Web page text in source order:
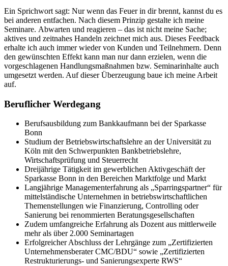
Ein Sprichwort sagt: Nur wenn das Feuer in dir brennt, kannst du es
bei anderen entfachen. Nach diesem Prinzip gestalte ich meine
Seminare. Abwarten und reagieren – das ist nicht meine Sache;
aktives und zeitnahes Handeln zeichnet mich aus. Dieses Feedback
erhalte ich auch immer wieder von Kunden und Teilnehmern. Denn
den gewünschten Effekt kann man nur dann erzielen, wenn die
vorgeschlagenen Handlungsmaßnahmen bzw. Seminarinhalte auch
umgesetzt werden. Auf dieser Überzeugung baue ich meine Arbeit
auf.
Beruflicher Werdegang
Berufsausbildung zum Bankkaufmann bei der Sparkasse
Bonn
Studium der Betriebswirtschaftslehre an der Universität zu
Köln mit den Schwerpunkten Bankbetriebslehre,
Wirtschaftsprüfung und Steuerrecht
Dreijährige Tätigkeit im gewerblichen Aktivgeschäft der
Sparkasse Bonn in den Bereichen Marktfolge und Markt
Langjährige Managementerfahrung als „Sparringspartner“ für
mittelständische Unternehmen in betriebswirtschaftlichen
Themenstellungen wie Finanzierung, Controlling oder
Sanierung bei renommierten Beratungsgesellschaften
Zudem umfangreiche Erfahrung als Dozent aus mittlerweile
mehr als über 2.000 Seminartagen
Erfolgreicher Abschluss der Lehrgänge zum „Zertifizierten
Unternehmensberater CMC/BDU“ sowie „Zertifizierten
Restrukturierungs- und Sanierungsexperte RWS“